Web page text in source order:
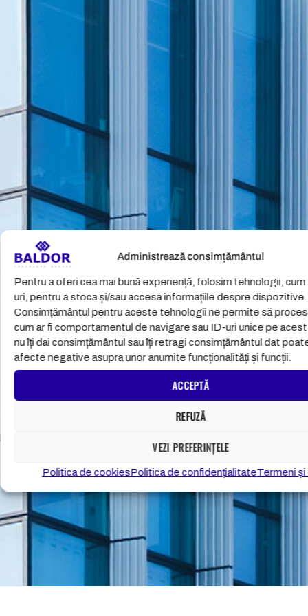
Administrează consimțământul
Pentru a oferi cea mai bună experiență, folosim tehnologii, cum
uri, pentru a stoca și/sau accesa informațiile despre dispozitive.
Consimțământul pentru aceste tehnologii ne permite să
cum ar fi comportamentul de navigare sau ID-uri unice pe
nu îți dai consimțământul sau îți retragi consimțământul dat
afecte negative asupra unor anumite funcționalități și funcții.
ACCEPTĂ
REFUZĂ
VEZI PREFERINȚELE
Politica de cookiesPolitica de confidențialitateTermeni și